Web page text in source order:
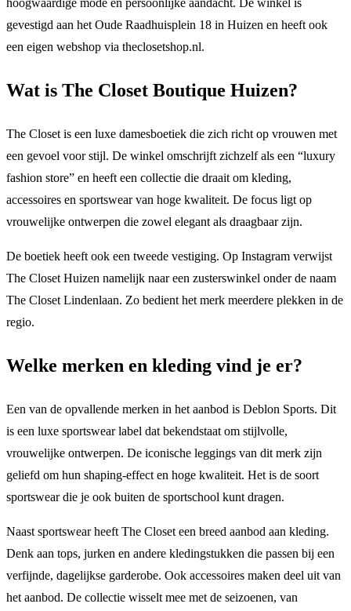
hoogwaardige mode en persoonlijke aandacht. De winkel is
gevestigd aan het Oude Raadhuisplein 18 in Huizen en heeft ook
een eigen webshop via theclosetshop.nl.
Wat is The Closet Boutique Huizen?
The Closet is een luxe damesboetiek die zich richt op vrouwen met
een gevoel voor stijl. De winkel omschrijft zichzelf als een “luxury
fashion store” en heeft een collectie die draait om kleding,
accessoires en sportswear van hoge kwaliteit. De focus ligt op
vrouwelijke ontwerpen die zowel elegant als draagbaar zijn.
De boetiek heeft ook een tweede vestiging. Op Instagram verwijst
The Closet Huizen namelijk naar een zusterswinkel onder de naam
The Closet Lindenlaan. Zo bedient het merk meerdere plekken in de
regio.
Welke merken en kleding vind je er?
Een van de opvallende merken in het aanbod is Deblon Sports. Dit
is een luxe sportswear label dat bekendstaat om stijlvolle,
vrouwelijke ontwerpen. De iconische leggings van dit merk zijn
geliefd om hun shaping-effect en hoge kwaliteit. Het is de soort
sportswear die je ook buiten de sportschool kunt dragen.
Naast sportswear heeft The Closet een breed aanbod aan kleding.
Denk aan tops, jurken en andere kledingstukken die passen bij een
verfijnde, dagelijkse garderobe. Ook accessoires maken deel uit van
het aanbod. De collectie wisselt mee met de seizoenen, van